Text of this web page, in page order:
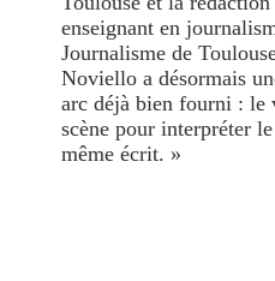
enseignant en
Journalisme de
Noviello a désormais
arc déjà bien fourni : le
scène pour interpréter
même écrit. »